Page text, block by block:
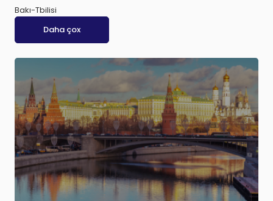
Bakı-Tbilisi
Daha çox